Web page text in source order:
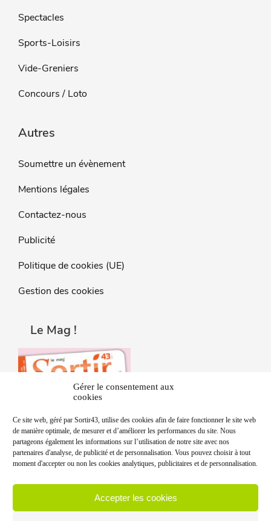
Gérer le consentement aux
cookies
Ce site web, géré par Sortir43, utilise des cookies afin de faire fonctionner le site web
de manière optimale, de mesurer et d’améliorer les performances du site. Nous
partageons également les informations sur l’utilisation de notre site avec nos
partenaires d'analyse, de publicité et de personnalisation. Vous pouvez choisir à tout
moment d'accepter ou non les cookies analytiques, publicitaires et de personnalisation.
Accepter les cookies
Spectacles
Sports-Loisirs
Vide-Greniers
Concours / Loto
Autres
Soumettre un évènement
Mentions légales
Contactez-nous
Publicité
Politique de cookies (UE)
Gestion des cookies
Le Mag !